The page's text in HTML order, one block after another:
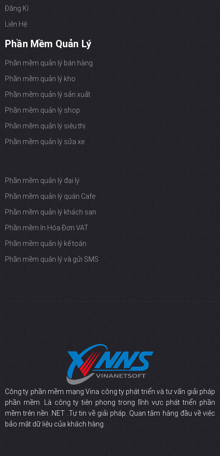
Đăng Kí
Liên Hệ
Phần Mềm Quản Lý
Phần mềm quản lý bán hàng
Phần mềm quản lý kho
Phần mềm quản lý sản xuất
Phần mềm quản lý shop
Phần mềm quản lý siêu thị
Phần mềm quản lý sửa xe
Phần mềm quản lý đại lý
Phần mềm quản lý quán Cafe
Phần mềm quản lý khách sạn
Phần mềm In Hóa Đơn VAT
Phần mềm quản lý kế toán
Phần mềm quản lý và gửi SMS
Công ty phần mềm mạng Vina công ty phát triển và tư vấn giải pháp
phần mềm. Là công ty tiên phong trong lĩnh vực phát triển phần
mềm trên nền .NET .Tự tin về giải pháp. Quan tâm hàng đầu về việc
bảo mật dữ liệu của khách hàng.